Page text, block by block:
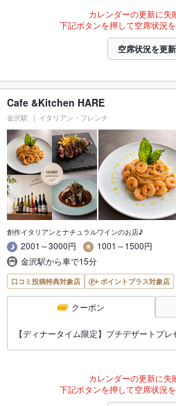
カレンダーの更新に失
下記ボタンを押して空席状況を
空席状況を更
Cafe &Kitchen HARE
金沢駅 イタリアン・フレンチ
創作イタリアンとナチュラルワインのお店♪
2001～3000円
1001～1500円
金沢駅から車で15分
口コミ投稿特典対象店 ポイントプラス対象店
クーポン
【ディナータイム限定】プチデザートプレ
カレンダーの更新に失
下記ボタンを押して空席状況を